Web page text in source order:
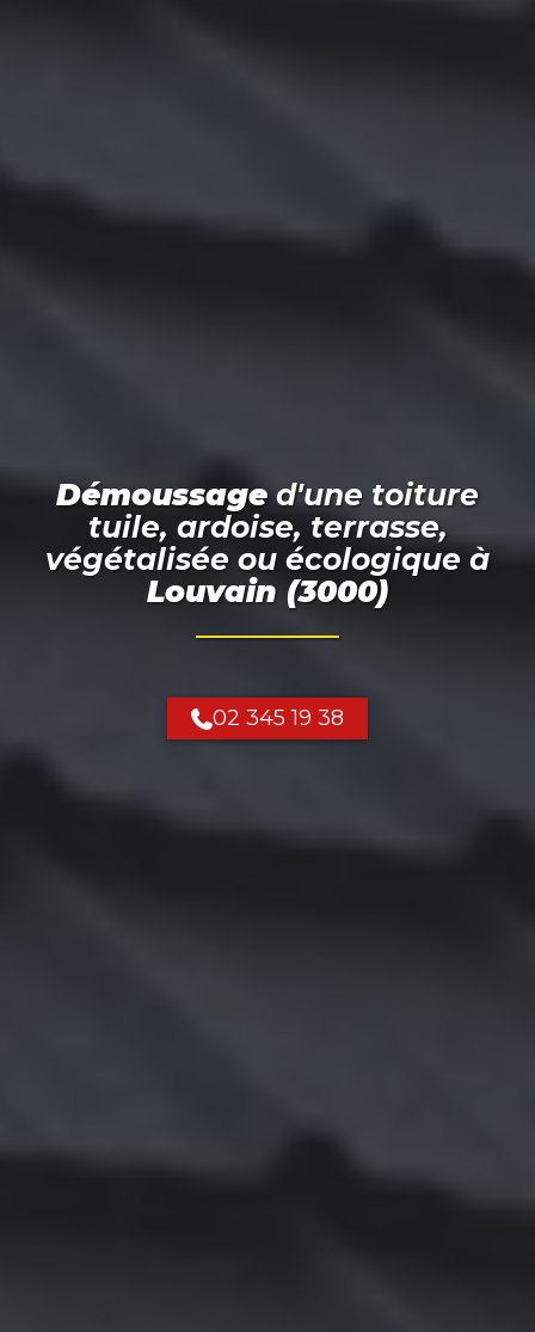
Démoussage d'une toiture
tuile, ardoise, terrasse,
végétalisée ou écologique à
Louvain (3000)
02 345 19 38